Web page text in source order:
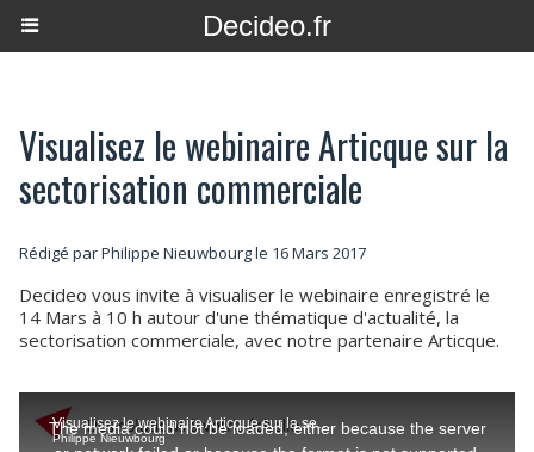
Decideo.fr
Visualisez le webinaire Articque sur la
sectorisation commerciale
Rédigé parPhilippe Nieuwbourgle 16 Mars 2017
Decideo vous invite à visualiser le webinaire enregistré le
14 Mars à 10 h autour d'une thématique d'actualité, la
sectorisation commerciale, avec notre partenaire Articque.